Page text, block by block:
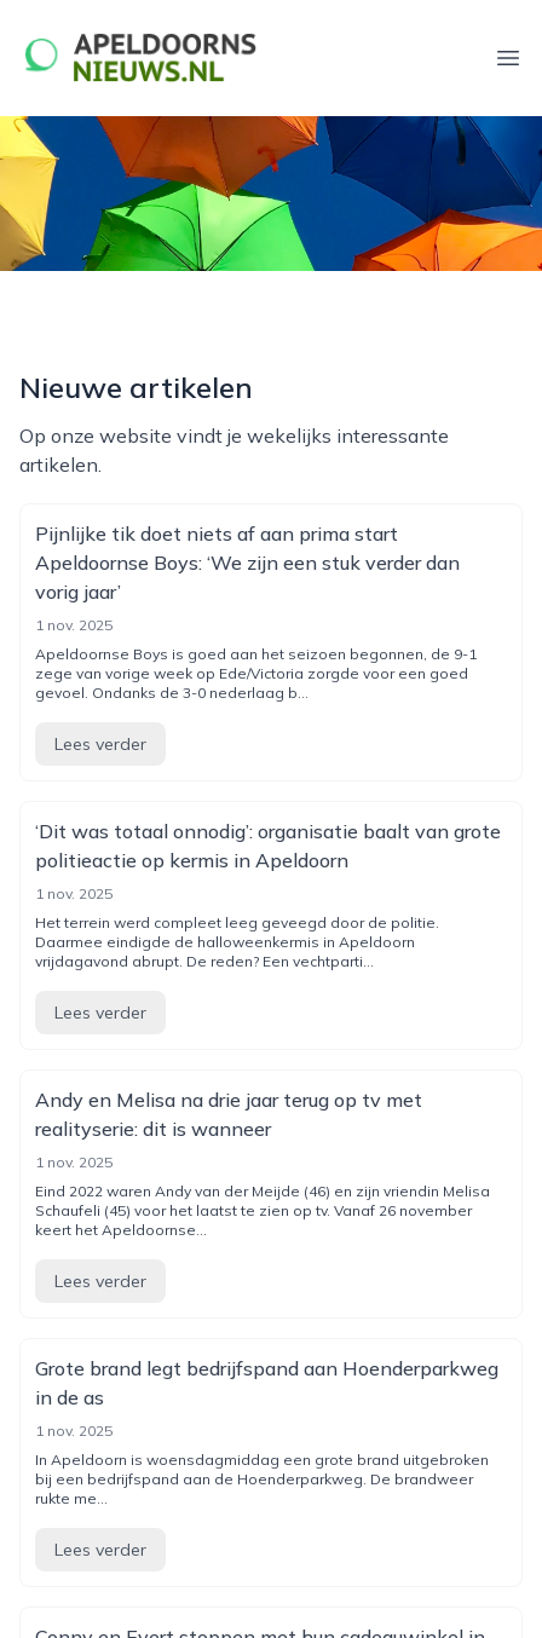
apeldoornsnieuws.nl
Nieuwe artikelen
Op onze website vindt je wekelijks interessante
artikelen.
Pijnlijke tik doet niets af aan prima start
Apeldoornse Boys: ‘We zijn een stuk verder dan
vorig jaar’
1 nov. 2025
Apeldoornse Boys is goed aan het seizoen begonnen, de 9-1
zege van vorige week op Ede/Victoria zorgde voor een goed
gevoel. Ondanks de 3-0 nederlaag b...
Lees verder
‘Dit was totaal onnodig’: organisatie baalt van grote
politieactie op kermis in Apeldoorn
1 nov. 2025
Het terrein werd compleet leeg geveegd door de politie.
Daarmee eindigde de halloweenkermis in Apeldoorn
vrijdagavond abrupt. De reden? Een vechtparti...
Lees verder
Andy en Melisa na drie jaar terug op tv met
realityserie: dit is wanneer
1 nov. 2025
Eind 2022 waren Andy van der Meijde (46) en zijn vriendin Melisa
Schaufeli (45) voor het laatst te zien op tv. Vanaf 26 november
keert het Apeldoornse...
Lees verder
Grote brand legt bedrijfspand aan Hoenderparkweg
in de as
1 nov. 2025
In Apeldoorn is woensdagmiddag een grote brand uitgebroken
bij een bedrijfspand aan de Hoenderparkweg. De brandweer
rukte me...
Lees verder